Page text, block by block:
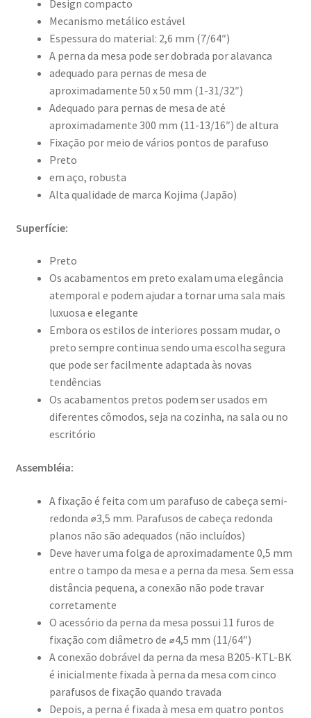
Design compacto
Mecanismo metálico estável
Espessura do material: 2,6 mm (7/64″)
A perna da mesa pode ser dobrada por alavanca
adequado para pernas de mesa de
aproximadamente 50 x 50 mm (1-31/32″)
Adequado para pernas de mesa de até
aproximadamente 300 mm (11-13/16″) de altura
Fixação por meio de vários pontos de parafuso
Preto
em aço, robusta
Alta qualidade de marca Kojima (Japão)
Superfície:
Preto
Os acabamentos em preto exalam uma elegância
atemporal e podem ajudar a tornar uma sala mais
luxuosa e elegante
Embora os estilos de interiores possam mudar, o
preto sempre continua sendo uma escolha segura
que pode ser facilmente adaptada às novas
tendências
Os acabamentos pretos podem ser usados em
diferentes cômodos, seja na cozinha, na sala ou no
escritório
Assembléia:
A fixação é feita com um parafuso de cabeça semi-
redonda ⌀3,5 mm. Parafusos de cabeça redonda
planos não são adequados (não incluídos)
Deve haver uma folga de aproximadamente 0,5 mm
entre o tampo da mesa e a perna da mesa. Sem essa
distância pequena, a conexão não pode travar
corretamente
O acessório da perna da mesa possui 11 furos de
fixação com diâmetro de ⌀4,5 mm (11/64″)
A conexão dobrável da perna da mesa B205-KTL-BK
é inicialmente fixada à perna da mesa com cinco
parafusos de fixação quando travada
Depois, a perna é fixada à mesa em quatro pontos